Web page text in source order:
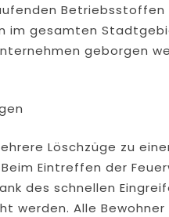
im gesamten
geborgen
Löschzüge zu
Eintreffen der
des schnellen
werden. Alle